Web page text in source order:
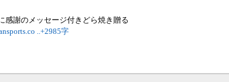
感謝のメッセージ付きどら焼き贈る
..+2985字